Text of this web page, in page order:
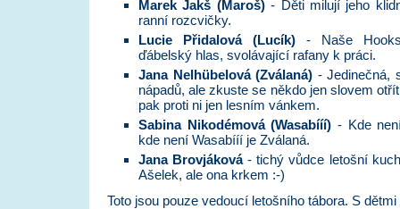
Marek Jakš (Maroš)- Děti milují jeho
ranní rozcvičky.
Lucie Přidalová (Lucík) - Naše
ďábelský hlas, svolávající rafany k práci.
Jana Nelhübelová (Zválaná) - Jedinečná,
nápadů, ale zkuste se někdo jen slovem
pak proti ni jen lesním vánkem.
Sabina Nikodémová (Wasabííí) - Kde
kde není Wasabííí je Zválaná.
Jana Brovjáková- tichý vůdce letošní
Ašelek, ale ona krkem :-)
Toto jsou pouze vedoucí letošního tábora. S